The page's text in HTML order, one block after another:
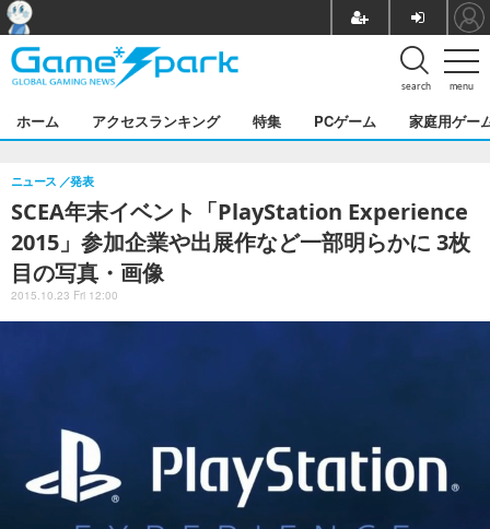
menu
search
ホーム アクセスランキング 特集 PCゲーム 家庭用ゲー
SCEA年末イベント「PlayStation Experience
2015」参加企業や出展作など一部明らかに 3枚
目の写真・画像
ニュース 発表
2015.10.23 Fri 12:00